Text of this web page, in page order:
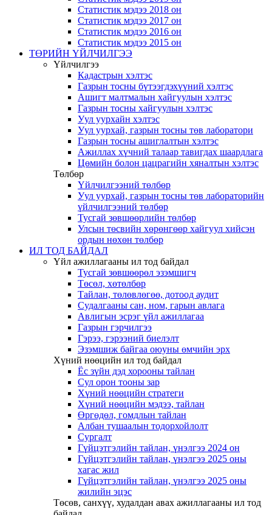
Статистик мэдээ 2018 он
Статистик мэдээ 2017 он
Статистик мэдээ 2016 он
Статистик мэдээ 2015 он
ТӨРИЙН ҮЙЛЧИЛГЭЭ
Үйлчилгээ
Кадастрын хэлтэс
Газрын тосны бүтээгдэхүүний хэлтэс
Ашигт малтмалын хайгуулын хэлтэс
Газрын тосны хайгуулын хэлтэс
Уул уурхайн хэлтэс
Уул уурхай, газрын тосны төв лаборатори
Газрын тосны ашиглалтын хэлтэс
Ажиллах хүчний талаар тавигдах шаардлага
Цөмийн болон цацрагийн хяналтын хэлтэс
Төлбөр
Үйлчилгээний төлбөр
Уул уурхай, газрын тосны төв лабораторийн
үйлчилгээний төлбөр
Тусгай зөвшөөрлийн төлбөр
Улсын төсвийн хөрөнгөөр хайгуул хийсэн
ордын нөхөн төлбөр
ИЛ ТОД БАЙДАЛ
Үйл ажиллагааны ил тод байдал
Тусгай зөвшөөрөл эзэмшигч
Төсөл, хөтөлбөр
Тайлан, төлөвлөгөө, дотоод аудит
Судалгааны сан, ном, гарын авлага
Авлигын эсрэг үйл ажиллагаа
Газрын гэрчилгээ
Гэрээ, гэрээний биелэлт
Эзэмшиж байгаа оюуны өмчийн эрх
Хүний нөөцийн ил тод байдал
Ёс зүйн дэд хорооны тайлан
Сул орон тооны зар
Хүний нөөцийн стратеги
Хүний нөөцийн мэдээ, тайлан
Өргөдөл, гомдлын тайлан
Албан тушаалын тодорхойлолт
Сургалт
Гүйцэтгэлийн тайлан, үнэлгээ 2024 он
Гүйцэтгэлийн тайлан, үнэлгээ 2025 оны
хагас жил
Гүйцэтгэлийн тайлан, үнэлгээ 2025 оны
жилийн эцэс
Төсөв, санхүү, худалдан авах ажиллагааны ил тод